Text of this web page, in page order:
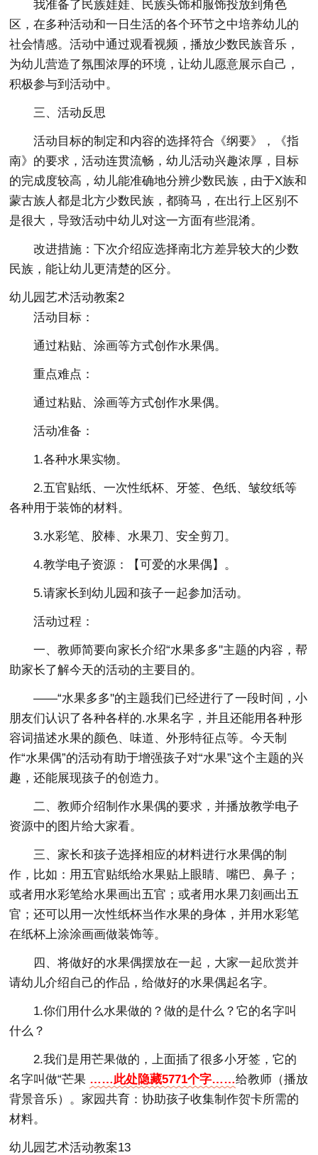
我准备了民族娃娃、民族头饰和服饰投放到角色
区，在多种活动和一日生活的各个环节之中培养幼儿的
社会情感。活动中通过观看视频，播放少数民族音乐，
为幼儿营造了氛围浓厚的环境，让幼儿愿意展示自己，
积极参与到活动中。
三、活动反思
活动目标的制定和内容的选择符合《纲要》，《指
南》的要求，活动连贯流畅，幼儿活动兴趣浓厚，目标
的完成度较高，幼儿能准确地分辨少数民族，由于X族和
蒙古族人都是北方少数民族，都骑马，在出行上区别不
是很大，导致活动中幼儿对这一方面有些混淆。
改进措施：下次介绍应选择南北方差异较大的少数
民族，能让幼儿更清楚的区分。
幼儿园艺术活动教案2
活动目标：
通过粘贴、涂画等方式创作水果偶。
重点难点：
通过粘贴、涂画等方式创作水果偶。
活动准备：
1.各种水果实物。
2.五官贴纸、一次性纸杯、牙签、色纸、皱纹纸等
各种用于装饰的材料。
3.水彩笔、胶棒、水果刀、安全剪刀。
4.教学电子资源：【可爱的水果偶】。
5.请家长到幼儿园和孩子一起参加活动。
活动过程：
一、教师简要向家长介绍“水果多多''主题的内容，帮
助家长了解今天的活动的主要目的。
——“水果多多''的主题我们已经进行了一段时间，小
朋友们认识了各种各样的.水果名字，并且还能用各种形
容词描述水果的颜色、味道、外形特征点等。今天制
作“水果偶”的活动有助于增强孩子对“水果”这个主题的兴
趣，还能展现孩子的创造力。
二、教师介绍制作水果偶的要求，并播放教学电子
资源中的图片给大家看。
三、家长和孩子选择相应的材料进行水果偶的制
作，比如：用五官贴纸给水果贴上眼睛、嘴巴、鼻子；
或者用水彩笔给水果画出五官；或者用水果刀刻画出五
官；还可以用一次性纸杯当作水果的身体，并用水彩笔
在纸杯上涂涂画画做装饰等。
四、将做好的水果偶摆放在一起，大家一起欣赏并
请幼儿介绍自己的作品，给做好的水果偶起名字。
1.你们用什么水果做的？做的是什么？它的名字叫
什么？
2.我们是用芒果做的，上面插了很多小牙签，它的
名字叫做“芒果 ……此处隐藏5771个字……给教师（播放
背景音乐）。家园共育：协助孩子收集制作贺卡所需的
材料。
幼儿园艺术活动教案13